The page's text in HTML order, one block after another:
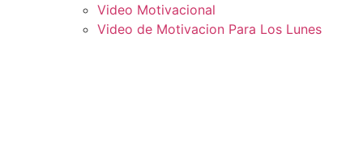
Video Motivacional
Video de Motivacion Para Los Lunes